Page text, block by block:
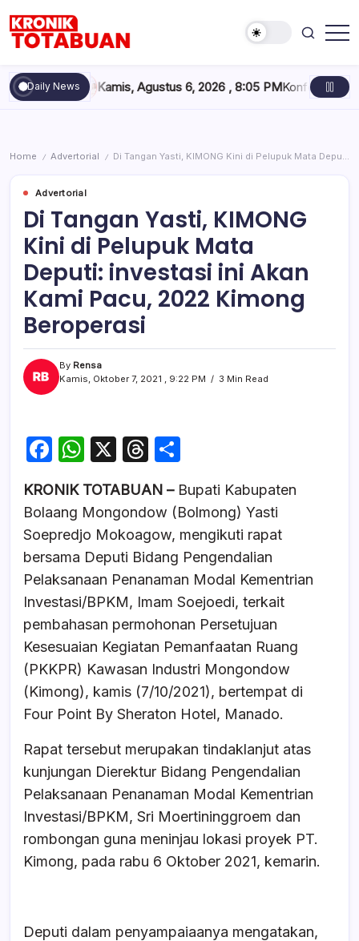
content
Totabuan
hari
ini
Kronik
Daily News
Kamis, Agustus 6, 2026 , 8:05 PMKonferkab PWI Bolsel,
Home / Advertorial / Di Tangan Yasti, KIMONG Kini di Pelupuk Mata Deputi: investasi ini Akan Kami Pacu, 2022 Kimong Beroperasi
Advertorial
Di Tangan Yasti, KIMONG
Kini di Pelupuk Mata
Deputi: investasi ini Akan
Kami Pacu, 2022 Kimong
Beroperasi
By Rensa
Kamis, Oktober 7, 2021 , 9:22 PM
3 Min Read
F
c
e
b
o
o
k
W
at
s
A
p
p
X
T
e
a
d
s
ar
e
KRONIK TOTABUAN –Bupati Kabupaten
Bolaang Mongondow (Bolmong) Yasti
Soepredjo Mokoagow, mengikuti rapat
bersama Deputi Bidang Pengendalian
Pelaksanaan Penanaman Modal Kementrian
Investasi/BPKM, Imam Soejoedi, terkait
pembahasan permohonan Persetujuan
Kesesuaian Kegiatan Pemanfaatan Ruang
(PKKPR) Kawasan Industri Mongondow
(Kimong), kamis (7/10/2021), bertempat di
Four Point By Sheraton Hotel, Manado.
Rapat tersebut merupakan tindaklanjut atas
kunjungan Dierektur Bidang Pengendalian
Pelaksanaan Penanaman Modal Kementrian
Investasi/BPKM, Sri Moertininggroem dan
rombongan guna meninjau lokasi proyek PT.
Kimong, pada rabu 6 Oktober 2021, kemarin.
Deputi dalam penyampaiaanya mengatakan,